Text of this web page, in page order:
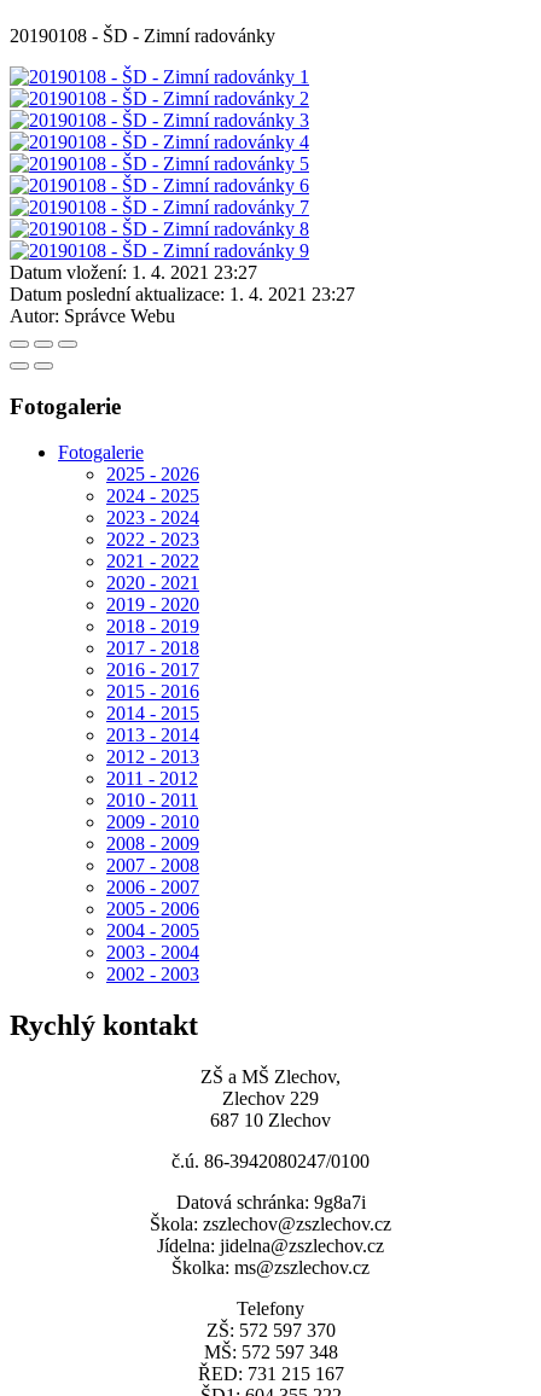
20190108 - ŠD - Zimní radovánky
Datum vložení: 1. 4. 2021 23:27
Datum poslední aktualizace: 1. 4. 2021 23:27
Autor: Správce Webu
Fotogalerie
Fotogalerie
2025 - 2026
2024 - 2025
2023 - 2024
2022 - 2023
2021 - 2022
2020 - 2021
2019 - 2020
2018 - 2019
2017 - 2018
2016 - 2017
2015 - 2016
2014 - 2015
2013 - 2014
2012 - 2013
2011 - 2012
2010 - 2011
2009 - 2010
2008 - 2009
2007 - 2008
2006 - 2007
2005 - 2006
2004 - 2005
2003 - 2004
2002 - 2003
Rychlý kontakt
ZŠ a MŠ Zlechov,
Zlechov 229
687 10 Zlechov
č.ú. 86-3942080247/0100
Datová schránka: 9g8a7i
Škola: zszlechov@zszlechov.cz
Jídelna: jidelna@zszlechov.cz
Školka: ms@zszlechov.cz
Telefony
ZŠ: 572 597 370
MŠ: 572 597 348
ŘED: 731 215 167